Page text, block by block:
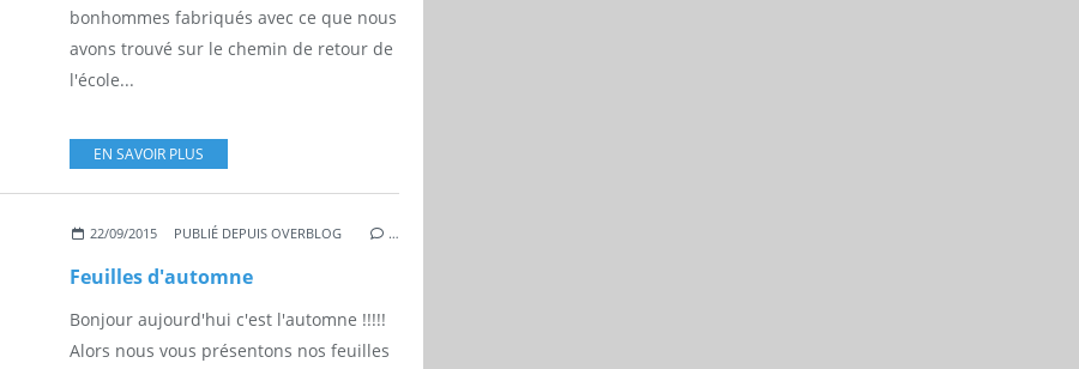
bonhommes fabriqués avec ce que nous
avons trouvé sur le chemin de retour de
l'école...
EN SAVOIR PLUS
22/09/2015 PUBLIÉ DEPUIS OVERBLOG …
Feuilles d'automne
Bonjour aujourd'hui c'est l'automne !!!!!
Alors nous vous présentons nos feuilles